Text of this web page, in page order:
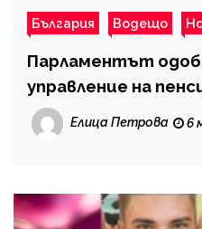
България Водещо
Парламентът
управление на
спестявания
Елица Петрова 6